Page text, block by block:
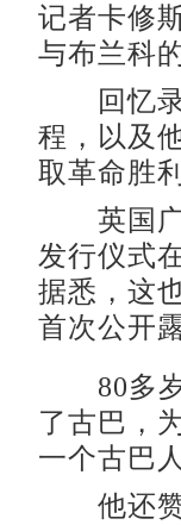
记者卡修
与布兰科
回忆录
程，以及
取革命胜
英国广
发行仪式
据悉，这
首次公开
80多岁
了古巴，
一个古巴
他还赞